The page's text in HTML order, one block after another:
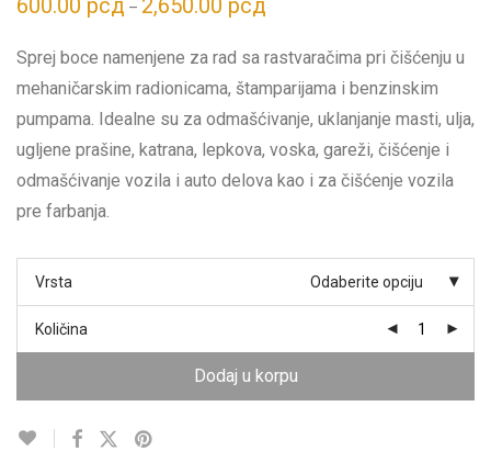
–
600.00 рсд
до
2,650.00 рсд
Sprej boce namenjene za rad sa rastvaračima pri čišćenju u
mehaničarskim radionicama, štamparijama i benzinskim
pumpama. Idealne su za odmašćivanje, uklanjanje masti, ulja,
ugljene prašine, katrana, lepkova, voska, gareži, čišćenje i
odmašćivanje vozila i auto delova kao i za čišćenje vozila
pre farbanja.
Vrsta Odaberite opciju
Količina
Dodaj u korpu